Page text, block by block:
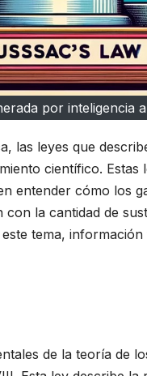
por inteligencia
las leyes que
científico.
entender cómo los
la cantidad de
tema,
de la teoría de